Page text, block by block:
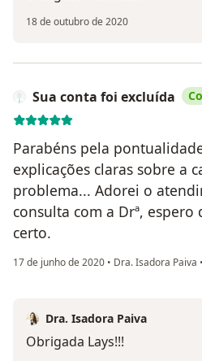
18 de outubro de 2020
Sua conta foi excluída
Parabéns pela
explicações claras sobre a
problema... Adorei o
consulta com a Drª,
certo.
17 de junho de 2020 • Dra. Isadora Paiva •
Dra. Isadora Paiva
Obrigada Lays!!!